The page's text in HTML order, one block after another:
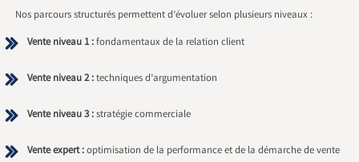
Nos parcours structurés permettent d’évoluer selon plusieurs niveaux :
Vente niveau 1 :fondamentaux de la relation client
Vente niveau 2 :techniques d’argumentation
Vente niveau 3 :stratégie commerciale
Vente expert :optimisation de la performance et de la démarche de vente